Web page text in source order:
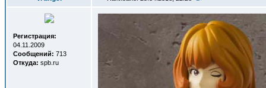
Регистрация:
04.11.2009
Сообщений: 713
Откуда: spb.ru